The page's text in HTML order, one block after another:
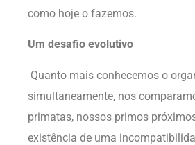
como hoje o fazemos.
Um desafio evolutivo
Quanto mais conhecemos o
simultaneamente, nos
primatas, nossos primos
existência de uma